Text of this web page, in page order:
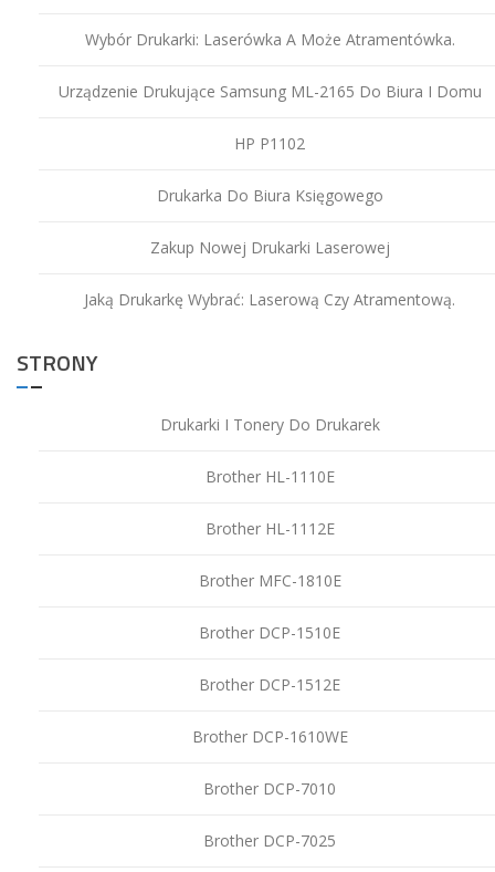
Wybór Drukarki: Laserówka A Może Atramentówka.
Urządzenie Drukujące Samsung ML-2165 Do Biura I Domu
HP P1102
Drukarka Do Biura Księgowego
Zakup Nowej Drukarki Laserowej
Jaką Drukarkę Wybrać: Laserową Czy Atramentową.
STRONY
Drukarki I Tonery Do Drukarek
Brother HL-1110E
Brother HL-1112E
Brother MFC-1810E
Brother DCP-1510E
Brother DCP-1512E
Brother DCP-1610WE
Brother DCP-7010
Brother DCP-7025